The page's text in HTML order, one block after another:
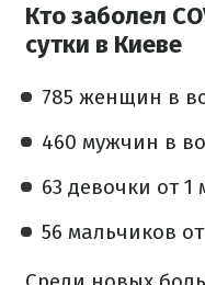
Кто заболел
сутки в Киеве
785 женщин в
460 мужчин в
63 девочки от 1
56 мальчиков